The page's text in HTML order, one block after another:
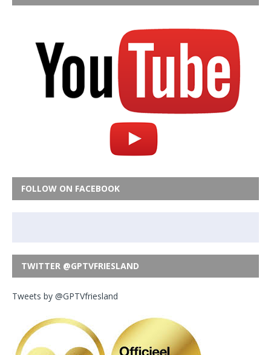
FOLLOW ON FACEBOOK
TWITTER @GPTVFRIESLAND
Tweets by @GPTVfriesland